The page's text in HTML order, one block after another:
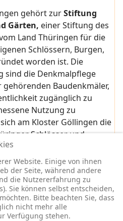
gehört zurStiftung
Gärten, einer Stiftung des
Land Thüringen für die
Schlössern, Burgen,
worden ist. Die
sind die Denkmalpflege
Baudenkmäler,
zugänglich zu
Nutzung zu
am Kloster Göllingen die
Schlösser und
weit von einem
entfernt. Deshalb
unseres Vereins
Zeit zunehmend schwierig
zum Erliegen
Website. Einige von ihnen
der Seite, während andere
die Nutzererfahrung zu
Sie können selbst entscheiden,
Bitte beachten Sie, dass
nicht mehr alle
Verfügung stehen.